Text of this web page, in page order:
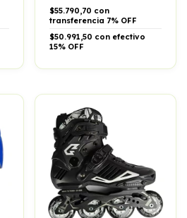
$55.790,70 con
transferencia 7% OFF
$50.991,50 con efectivo
15% OFF